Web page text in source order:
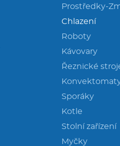
Prostředky-
Chlazení
Roboty
Kávovary
Řeznické
Sporáky
Kotle
Stolní zařízení
Myčky